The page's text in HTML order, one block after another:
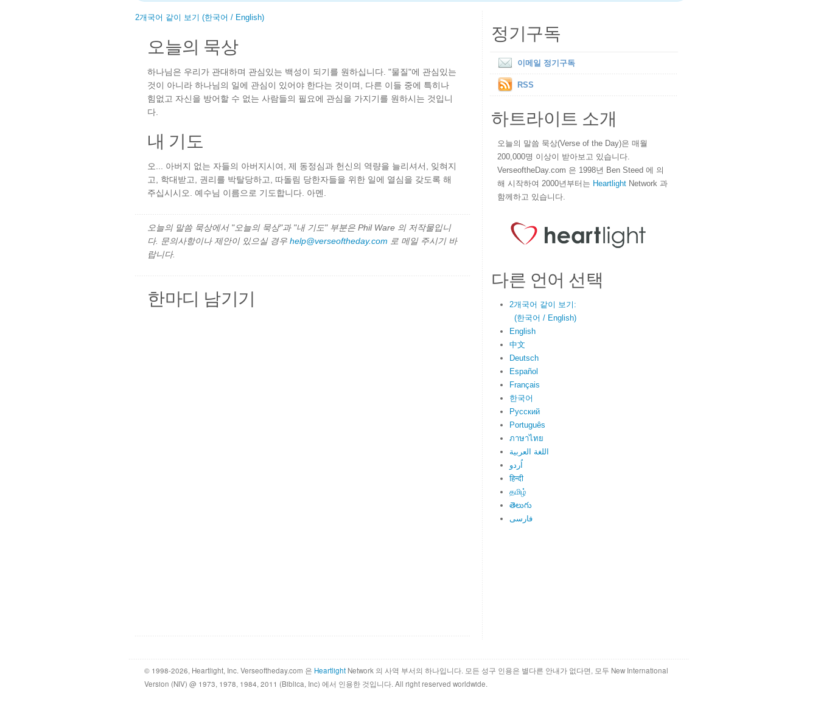
2개국어 같이 보기 (한국어 / English)
오늘의 묵상
하나님은 우리가 관대하며 관심있는 백성이 되기를 원하십니다. "물질"에 관심있는
것이 아니라 하나님의 일에 관심이 있어야 한다는 것이며, 다른 이들 중에 특히나
힘없고 자신을 방어할 수 없는 사람들의 필요에 관심을 가지기를 원하시는 것입니
다.
내 기도
오... 아버지 없는 자들의 아버지시여, 제 동정심과 헌신의 역량을 늘리셔서, 잊혀지
고, 학대받고, 권리를 박탈당하고, 따돌림 당한자들을 위한 일에 열심을 갖도록 해
주십시시오. 예수님 이름으로 기도합니다. 아멘.
오늘의 말씀 묵상에서 "오늘의 묵상"과 "내 기도" 부분은 Phil Ware 의 저작물입니
다. 문의사항이나 제안이 있으실 경우 help@verseoftheday.com 로 메일 주시기 바
랍니다.
한마디 남기기
정기구독
이메일 정기구독
RSS
하트라이트 소개
오늘의 말씀 묵상(Verse of the Day)은 매월
200,000명 이상이 받아보고 있습니다.
VerseoftheDay.com 은 1998년 Ben Steed 에 의
해 시작하여 2000년부터는 Heartlight Network 과
함께하고 있습니다.
다른 언어 선택
2개국어 같이 보기:
(한국어 / English)
English
中文
Deutsch
Español
Français
한국어
Русский
Português
ภาษาไทย
اللغة العربية
اُردو
हिन्दी
தமிழ்
తెలుగు
فارسی
© 1998-2026, Heartlight, Inc. Verseoftheday.com 은 Heartlight Network 의 사역 부서의 하나입니다. 모든 성구 인용은 별다른 안내가 없다면, 모두 New International
Version (NIV) @ 1973, 1978, 1984, 2011 (Biblica, Inc) 에서 인용한 것입니다. All right reserved worldwide.